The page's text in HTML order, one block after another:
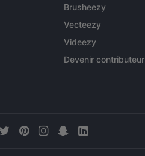
Brusheezy
Vecteezy
Videezy
Devenir contributeur